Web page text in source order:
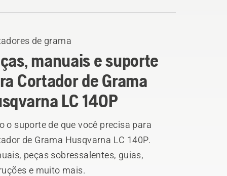
de grama
manuais e suporte
Cortador de Grama
LC 140P
o suporte de que você precisa para
de Grama Husqvarna LC 140P.
peças sobressalentes, guias,
e muito mais.